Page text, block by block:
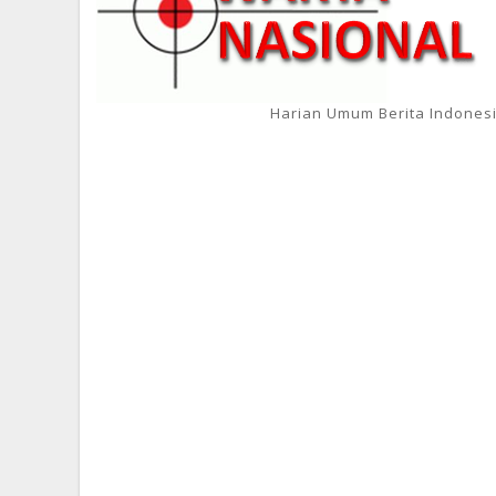
Harian Umum Berita